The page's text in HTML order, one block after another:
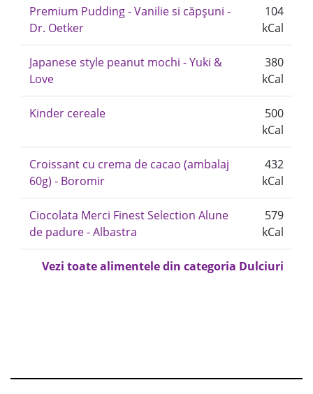
Premium Pudding - Vanilie si căpșuni -
Dr. Oetker
104
kCal
Japanese style peanut mochi - Yuki &
Love
380
kCal
Kinder cereale
500
kCal
Croissant cu crema de cacao (ambalaj
60g) - Boromir
432
kCal
Ciocolata Merci Finest Selection Alune
de padure - Albastra
579
kCal
Vezi toate alimentele din categoria Dulciuri